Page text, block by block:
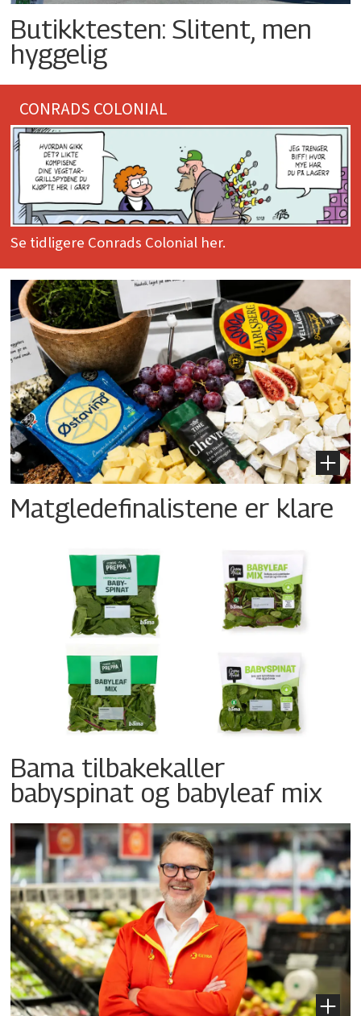
Butikktesten: Slitent, men
hyggelig
CONRADS COLONIAL
Se tidligere Conrads Colonial her.
Matgledefinalistene er klare
Bama tilbakekaller
babyspinat og babyleaf mix